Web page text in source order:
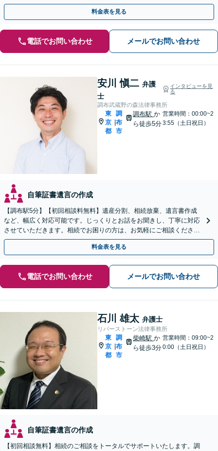
など有料相談になるものもございます
料金表を見る
電話でお問い合わせ メールでお問い合わせ
安川 愼二 弁護
士
インタビューを見
る
調布武蔵野の森法律事務所
東
京
都
|
調
布
市
調布駅か
ら徒歩5分
営業時間：00:00~2
3:55（土日祝日）
自筆証書遺言の作成
【調布駅5分】【初回相談料無料】遺産分割、相続放棄、遺言書作成
など、幅広く対応可能です。じっくりとお話をお聞きし、丁寧に対応
させていただきます。相続でお困りの方は、お気軽にご相談くださ
い。【電話相談可】
料金表を見る
電話でお問い合わせ メールでお問い合わせ
石川 雄太 弁護士
リバーストーン法律事務所
東
京
都
|
調
布
市
柴崎駅か
ら徒歩3分
営業時間：09:00~2
0:00（土日祝日）
自筆証書遺言の作成
【初回相談無料】相続のご相談をトータルでサポートいたします。調